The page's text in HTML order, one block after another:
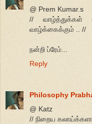
@ Prem Kumar.s
// வாழ்த்துக்கள்
வாழ்க்கைக்கும் .. //
நன்றி ப்ரேம்...
Reply
Philosophy
@ Katz
// நிறைய